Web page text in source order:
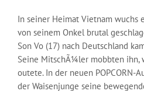
In seiner Heimat Vietnam wuchs
von seinem Onkel brutal
Son Vo (17) nach Deutschland
Seine MitschÃ¼ler mobbten ihn,
outete. In der neuen POPCORN-
der Waisenjunge seine